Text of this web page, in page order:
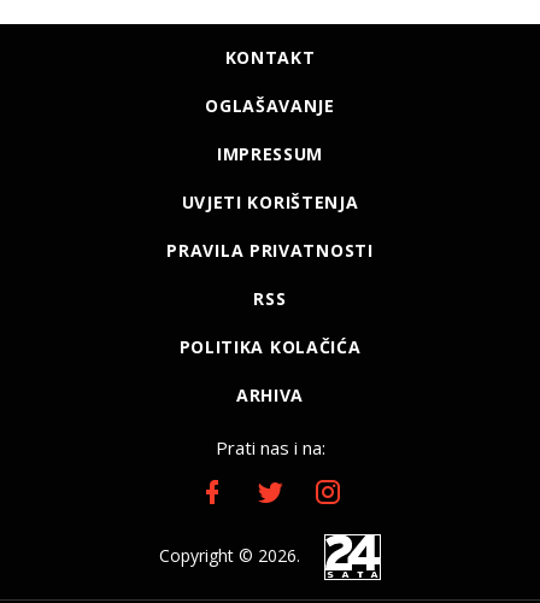
KONTAKT
OGLAŠAVANJE
IMPRESSUM
UVJETI KORIŠTENJA
PRAVILA PRIVATNOSTI
RSS
POLITIKA KOLAČIĆA
ARHIVA
Prati nas i na:
Copyright © 2026.